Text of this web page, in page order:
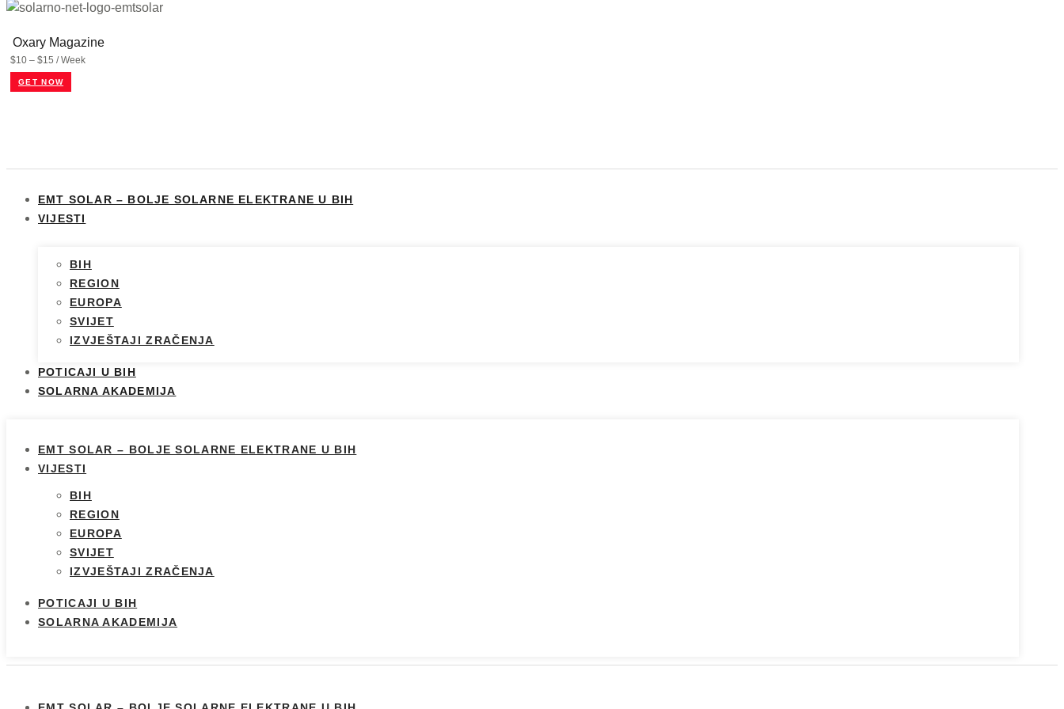
Oxary Magazine
$10 – $15 / Week
GET NOW
EMT SOLAR – BOLJE SOLARNE ELEKTRANE U BIH
VIJESTI
BIH
REGION
EUROPA
SVIJET
IZVJEŠTAJI ZRAČENJA
POTICAJI U BIH
SOLARNA AKADEMIJA
EMT SOLAR – BOLJE SOLARNE ELEKTRANE U BIH
VIJESTI
BIH
REGION
EUROPA
SVIJET
IZVJEŠTAJI ZRAČENJA
POTICAJI U BIH
SOLARNA AKADEMIJA